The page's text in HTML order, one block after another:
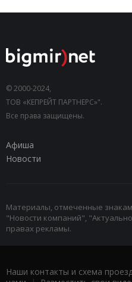
© 2000-2024,
ТОВ «КЕПРЕЙТ ПАРТНЕРС»".
Все права защищены.
Афиша
Новости
Материалы, отмеченные
"Новости компаний",
правах рекламы.
Наши контакты и схема